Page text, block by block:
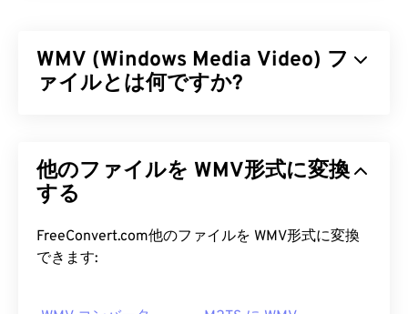
タルビデオ放送（DVB）、デジタル多用途ディス
ク（DVD）などで広く使用されています。このフ
MP2 ファイルを開くにはどうすれ
ばいいですか?
MP2ファイルを開くのに最適なメディアプレーヤ
ーは VLCメディアプレーヤー
WMV (Windows Media Video) フ
ァイルとは何ですか?
ァイルサイズを圧縮することで、ビデオの画質を維
持しながら管理しやすいファイル形式を実現しま
Format（ASF）と呼ばれるデジタルコンテナ形式
によくカプセル化されます。
他のファイルを WMV形式に変換
する
FreeConvert.com他のファイルを WMV形式に変換
できます: